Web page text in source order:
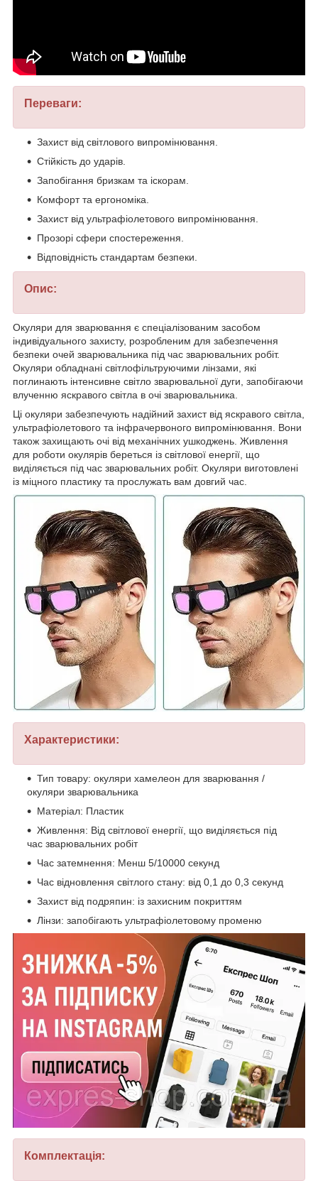
Переваги:
Захист від світлового випромінювання.
Стійкість до ударів.
Запобігання бризкам та іскорам.
Комфорт та ергономіка.
Захист від ультрафіолетового випромінювання.
Прозорі сфери спостереження.
Відповідність стандартам безпеки.
Опис:
Окуляри для зварювання є спеціалізованим засобом
індивідуального захисту, розробленим для забезпечення
безпеки очей зварювальника під час зварювальних робіт.
Окуляри обладнані світлофільтруючими лінзами, які
поглинають інтенсивне світло зварювальної дуги, запобігаючи
влученню яскравого світла в очі зварювальника.
Ці окуляри забезпечують надійний захист від яскравого світла,
ультрафіолетового та інфрачервоного випромінювання. Вони
також захищають очі від механічних ушкоджень. Живлення
для роботи окулярів береться із світлової енергії, що
виділяється під час зварювальних робіт. Окуляри виготовлені
із міцного пластику та прослужать вам довгий час.
Характеристики:
Тип товару: окуляри хамелеон для зварювання /
окуляри зварювальника
Матеріал: Пластик
Живлення: Від світлової енергії, що виділяється під
час зварювальних робіт
Час затемнення: Менш 5/10000 секунд
Час відновлення світлого стану: від 0,1 до 0,3 секунд
Захист від подряпин: із захисним покриттям
Лінзи: запобігають ультрафіолетовому променю
Комплектація: